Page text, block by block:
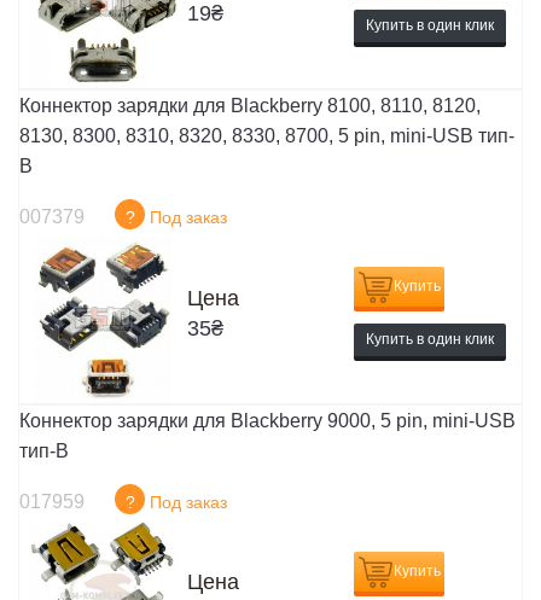
19₴ Купить в один клик
Коннектор зарядки для Blackberry 8100, 8110, 8120,
8130, 8300, 8310, 8320, 8330, 8700, 5 pin, mini-USB тип-
B
007379 ? Под заказ
Цена
35₴
Купить
Купить в один клик
Коннектор зарядки для Blackberry 9000, 5 pin, mini-USB
тип-B
017959 ? Под заказ
Цена Купить